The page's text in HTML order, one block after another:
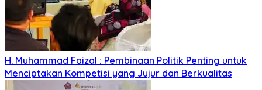
H. Muhammad Faizal : Pembinaan Politik Penting untuk
Menciptakan Kompetisi yang Jujur dan Berkualitas